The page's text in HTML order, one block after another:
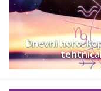
Dnevni